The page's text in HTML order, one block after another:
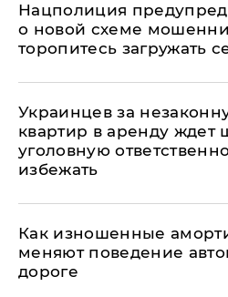
Нацполиция
о новой схеме
торопитесь загружать
Украинцев за
квартир в аренду ждет
уголовную
избежать
Как изношенные
меняют поведение
дороге